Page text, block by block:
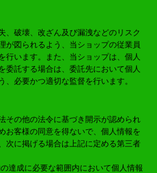
、破壊、改ざん及び漏洩などのリスク
が図られるよう、当ショップの従業員
行います。また、当ショップは、個人
委託する場合は、委託先において個人
必要かつ適切な監督を行います。
その他の法令に基づき開示が認められ
お客様の同意を得ないで、個人情報を
次に掲げる場合は上記に定める第三者
達成に必要な範囲内において個人情報